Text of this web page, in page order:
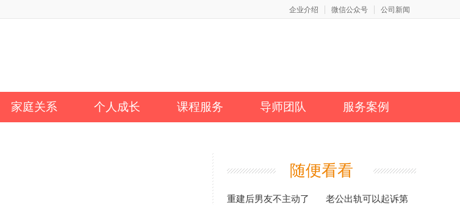
企业介绍 微信公众号 公司新闻
家庭关系 个人成长 课程服务 导师团队 服务案例
随便看看
重建后男友不主动了
老公出轨可以起诉第